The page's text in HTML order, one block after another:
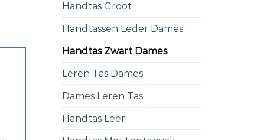
Handtas Groot
Handtassen Leder Dames
Handtas Zwart Dames
Leren Tas Dames
Dames Leren Tas
Handtas Leer